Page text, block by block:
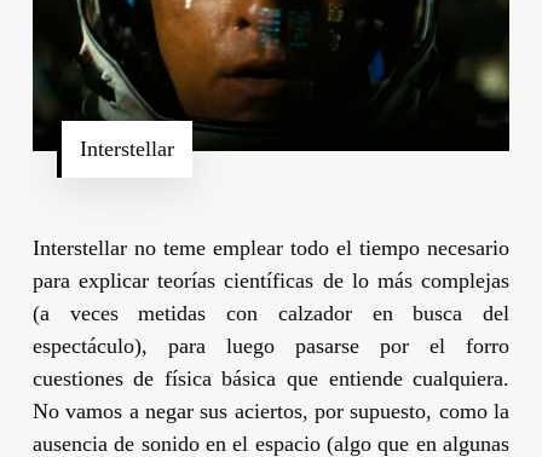
Interstellar
Interstellarno teme emplear todo el tiempo necesario
para explicar teorías científicas de lo más complejas
(a veces metidas con calzador en busca del
espectáculo), para luego pasarse por el forro
cuestiones de física básica que entiende cualquiera.
No vamos a negar sus aciertos, por supuesto, como la
ausencia de sonido en el espacio (algo que en algunas